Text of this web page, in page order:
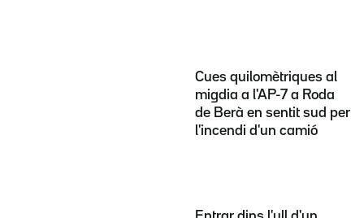
Cues quilomètriques al
migdia a l'AP-7 a Roda
de Berà en sentit sud per
l'incendi d'un camió